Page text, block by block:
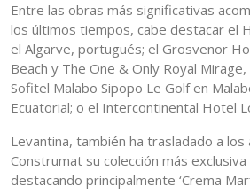
Entre las obras más significativas
los últimos tiempos, cabe destacar el
el Algarve, portugués; el Grosvenor
Beach y The One & Only Royal
Sofitel Malabo Sipopo Le Golf en
Ecuatorial; o el Intercontinental Hotel
Levantina, también ha trasladado a
Construmat su colección más
destacando principalmente ‘Crema